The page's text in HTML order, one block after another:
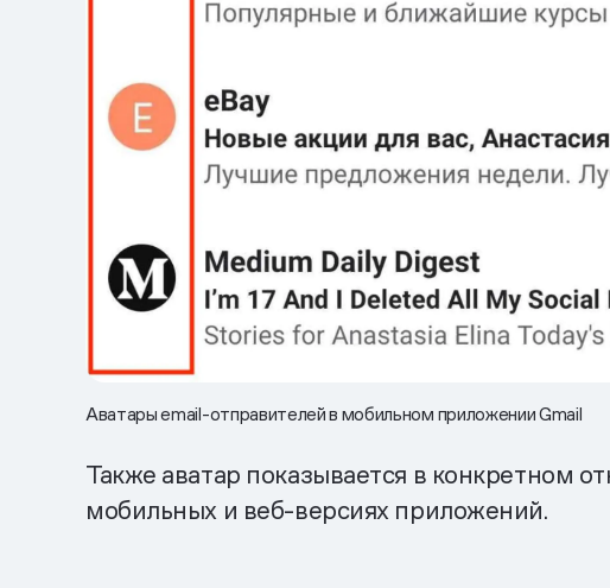
Аватары email-отправителей в мобильном приложении Gmail
Также аватар показывается в конкретном
мобильных и веб-версиях приложений.